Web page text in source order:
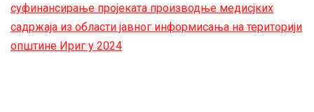
суфинансирање пројеката производње медисјких
садржаја из области јавног информисања на територији
општине Ириг у 2024